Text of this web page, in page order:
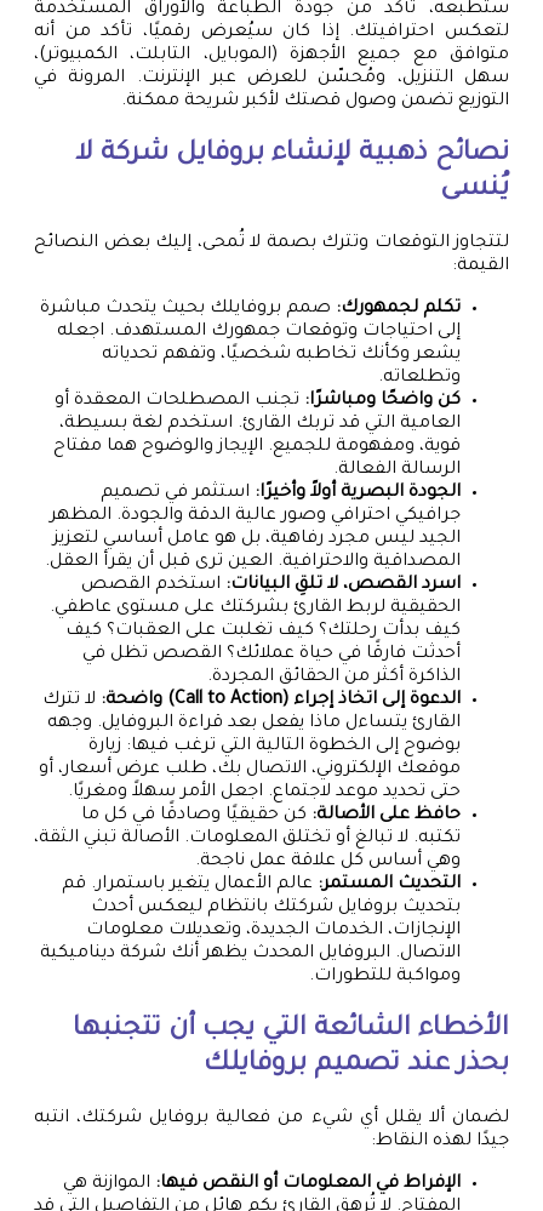
ستطبعه، تأكد من جودة الطباعة والأوراق المستخدمة
لتعكس احترافيتك. إذا كان سيُعرض رقميًا، تأكد من أنه
متوافق مع جميع الأجهزة (الموبايل، التابلت، الكمبيوتر)،
سهل التنزيل، ومُحسّن للعرض عبر الإنترنت. المرونة في
التوزيع تضمن وصول قصتك لأكبر شريحة ممكنة.
نصائح ذهبية لإنشاء بروفايل شركة لا
يُنسى
لتتجاوز التوقعات وتترك بصمة لا تُمحى، إليك بعض النصائح
القيمة:
تكلم لجمهورك: صمم بروفايلك بحيث يتحدث مباشرة
إلى احتياجات وتوقعات جمهورك المستهدف. اجعله
يشعر وكأنك تخاطبه شخصيًا، وتفهم تحدياته
وتطلعاته.
كن واضحًا ومباشرًا: تجنب المصطلحات المعقدة أو
العامية التي قد تربك القارئ. استخدم لغة بسيطة،
قوية، ومفهومة للجميع. الإيجاز والوضوح هما مفتاح
الرسالة الفعالة.
الجودة البصرية أولاً وأخيرًا: استثمر في تصميم
جرافيكي احترافي وصور عالية الدقة والجودة. المظهر
الجيد ليس مجرد رفاهية، بل هو عامل أساسي لتعزيز
المصداقية والاحترافية. العين ترى قبل أن يقرأ العقل.
اسرد القصص، لا تلقِ البيانات: استخدم القصص
الحقيقية لربط القارئ بشركتك على مستوى عاطفي.
كيف بدأت رحلتك؟ كيف تغلبت على العقبات؟ كيف
أحدثت فارقًا في حياة عملائك؟ القصص تظل في
الذاكرة أكثر من الحقائق المجردة.
الدعوة إلى اتخاذ إجراء (Call to Action) واضحة:
لا تترك
القارئ يتساءل ماذا يفعل بعد قراءة البروفايل. وجهه
بوضوح إلى الخطوة التالية التي ترغب فيها: زيارة
موقعك الإلكتروني، الاتصال بك، طلب عرض أسعار، أو
حتى تحديد موعد لاجتماع. اجعل الأمر سهلاً ومغريًا.
حافظ على الأصالة: كن حقيقيًا وصادقًا في كل ما
تكتبه. لا تبالغ أو تختلق المعلومات. الأصالة تبني الثقة،
وهي أساس كل علاقة عمل ناجحة.
التحديث المستمر: عالم الأعمال يتغير باستمرار. قم
بتحديث بروفايل شركتك بانتظام ليعكس أحدث
الإنجازات، الخدمات الجديدة، وتعديلات معلومات
الاتصال. البروفايل المحدث يظهر أنك شركة ديناميكية
ومواكبة للتطورات.
الأخطاء الشائعة التي يجب أن تتجنبها
بحذر عند تصميم بروفايلك
لضمان ألا يقلل أي شيء من فعالية بروفايل شركتك، انتبه
جيدًا لهذه النقاط:
الإفراط في المعلومات أو النقص فيها: الموازنة هي